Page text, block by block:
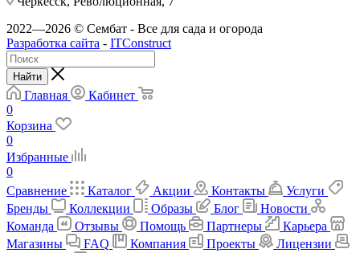
2022—2026 © Сембат - Все для сада и огорода
Разработка сайта - ITConstruct
Найти
Главная
Кабинет
0
Корзина
0
Избранные
0
Сравнение
Каталог Акции Контакты
Услуги
Бренды
Коллекции Образы Блог
Новости
Команда
Отзывы Помощь Партнеры
Карьера
Магазины
FAQ Компания Проекты
Лицензии